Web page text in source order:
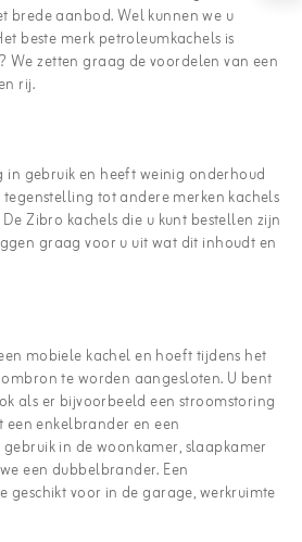
brede aanbod. Wel kunnen we u
beste merk petroleumkachels is
We zetten graag de voordelen van een
rij.
in gebruik en heeft weinig onderhoud
tot andere merken kachels
Zibro kachels die u kunt bestellen zijn
graag voor u uit wat dit inhoudt en
mobiele kachel en hoeft tijdens het
te worden aangesloten. U bent
als er bijvoorbeeld een stroomstoring
een enkelbrander en een
in de woonkamer, slaapkamer
een dubbelbrander. Een
geschikt voor in de garage, werkruimte